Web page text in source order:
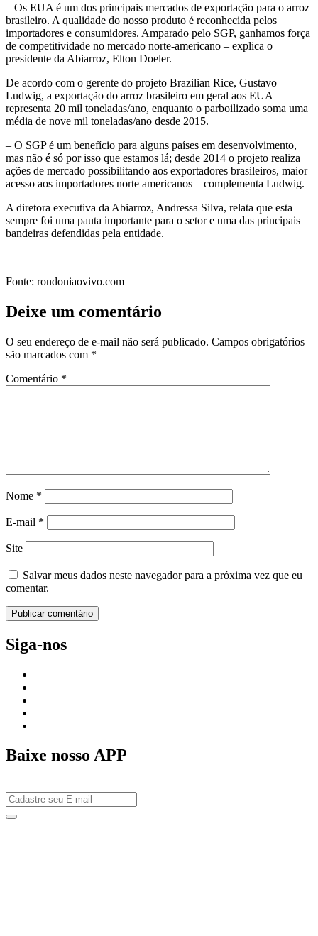
– Os EUA é um dos principais mercados de exportação para o arroz
brasileiro. A qualidade do nosso produto é reconhecida pelos
importadores e consumidores. Amparado pelo SGP, ganhamos força
de competitividade no mercado norte-americano – explica o
presidente da Abiarroz, Elton Doeler.
De acordo com o gerente do projeto Brazilian Rice, Gustavo
Ludwig, a exportação do arroz brasileiro em geral aos EUA
representa 20 mil toneladas/ano, enquanto o parboilizado soma uma
média de nove mil toneladas/ano desde 2015.
– O SGP é um benefício para alguns países em desenvolvimento,
mas não é só por isso que estamos lá; desde 2014 o projeto realiza
ações de mercado possibilitando aos exportadores brasileiros, maior
acesso aos importadores norte americanos – complementa Ludwig.
A diretora executiva da Abiarroz, Andressa Silva, relata que esta
sempre foi uma pauta importante para o setor e uma das principais
bandeiras defendidas pela entidade.
Fonte: rondoniaovivo.com
Deixe um comentário
O seu endereço de e-mail não será publicado. Campos obrigatórios
são marcados com *
Comentário *
Nome *
E-mail *
Site
Salvar meus dados neste navegador para a próxima vez que eu
comentar.
Siga-nos
Baixe nosso APP